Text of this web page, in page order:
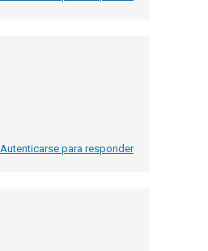
Autenticarse para responder